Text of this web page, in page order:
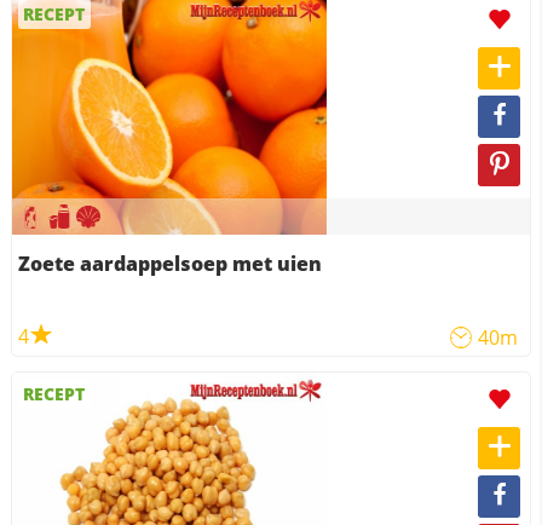
RECEPT
Zoete aardappelsoep met uien
4 40m
RECEPT